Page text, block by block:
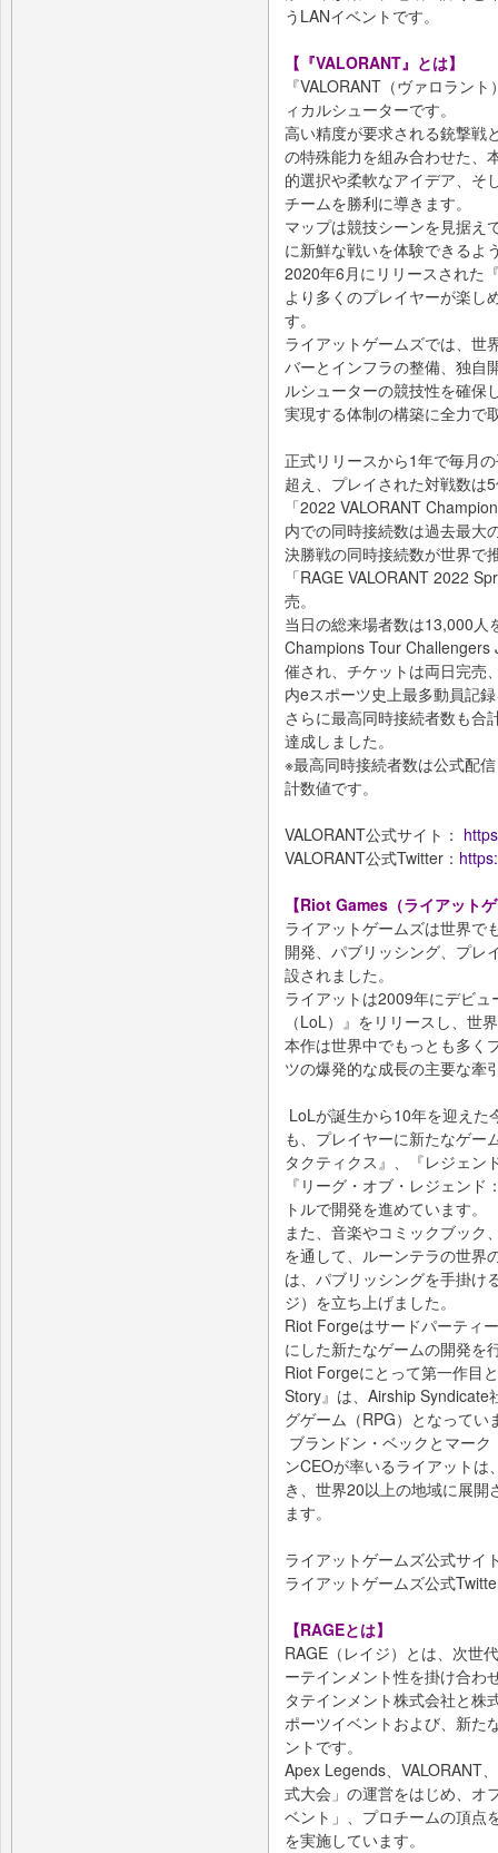
うLANイベントです。
【『VALORANT』とは】
『VALORANT（ヴァロラン
ィカルシューターです。
高い精度が要求される銃撃戦
の特殊能力を組み合わせた、
的選択や柔軟なアイデア、そ
チームを勝利に導きます。
マップは競技シーンを見据え
に新鮮な戦いを体験できるよ
2020年6月にリリースされた
より多くのプレイヤーが楽し
す。
ライアットゲームズでは、世
バーとインフラの整備、独自
ルシューターの競技性を確保
実現する体制の構築に全力で
正式リリースから1年で毎月
超え、プレイされた対戦数は
「2022 VALORANT
内での同時接続数は過去最大
決勝戦の同時接続数が世界で
「RAGE VALORANT 2022
売。
当日の総来場者数は13,000人
Champions Tour Challengers
催され、チケットは両日完売
内eスポーツ史上最多動員記
さらに最高同時接続者数も合
達成しました。
※最高同時接続者数は公式配
計数値です。
VALORANT公式サイト：
VALORANT公式Twitter：
【Riot Games（ライアット
ライアットゲームズは世界で
開発、パブリッシング、プレ
設されました。
ライアットは2009年にデビ
（LoL）』をリリースし、世
本作は世界中でもっとも多く
ツの爆発的な成長の主要な牽
LoLが誕生から10年を迎えた
も、プレイヤーに新たなゲー
タクティクス』、『レジェン
『リーグ・オブ・レジェン
トルで開発を進めています。
また、音楽やコミックブック
を通して、ルーンテラの世界
は、パブリッシングを手掛け
ジ）を立ち上げました。
Riot Forgeはサードパーティ
にした新たなゲームの開発を
Riot Forgeにとって第一作目
Story』は、Airship Syndicate
グゲーム（RPG）となってい
ブランドン・ベックとマー
ンCEOが率いるライアット
き、世界20以上の地域に展
ます。
ライアットゲームズ公式サイ
ライアットゲームズ公式
【RAGEとは】
RAGE（レイジ）とは、次世
ーテインメント性を掛け合わ
タテインメント株式会社と株
ポーツイベントおよび、新た
ントです。
Apex Legends、VALORANT
式大会」の運営をはじめ、オ
ベント」、プロチームの頂点
を実施しています。